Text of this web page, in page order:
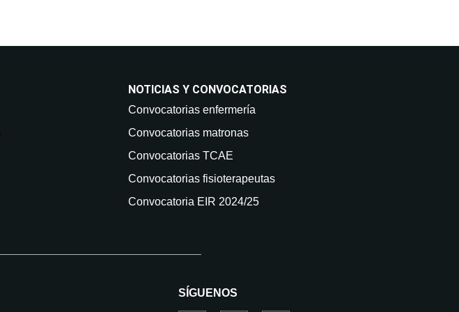
NOTICIAS Y CONVOCATORIAS
Convocatorias enfermería
Convocatorias matronas
Convocatorias TCAE
Convocatorias fisioterapeutas
Convocatoria EIR 2024/25
SÍGUENOS